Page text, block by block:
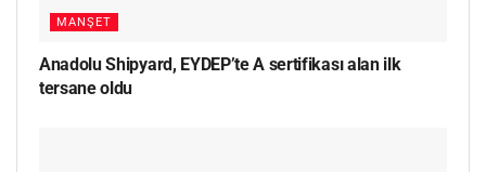
MANŞET
Anadolu Shipyard, EYDEP’te A sertifikası alan ilk
tersane oldu